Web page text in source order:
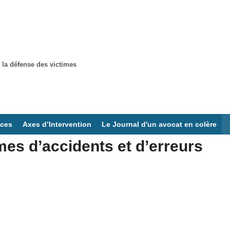
défense des victimes
Axes d’Intervention Le Journal d'un avocat en colère
d’accidents et d’erreurs